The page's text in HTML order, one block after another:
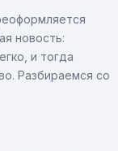
новость:
и тогда
Разбираемся со